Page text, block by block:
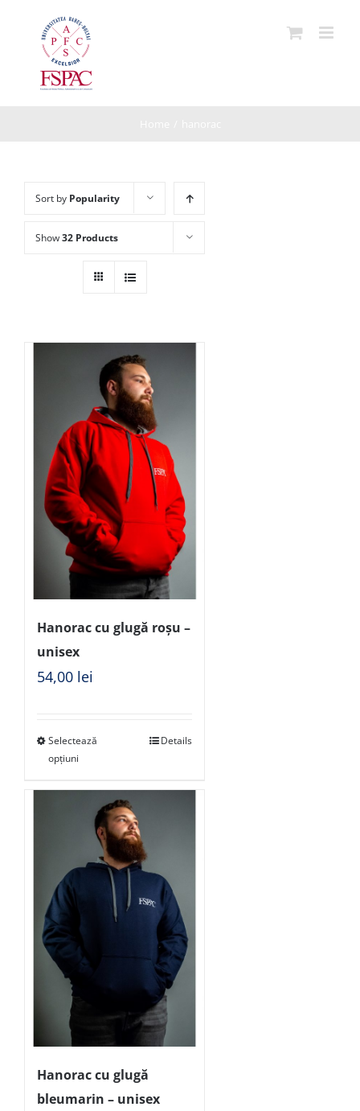
Sort by Popularity
Show32 Products
Hanorac cu glugă roșu –
unisex
54,00 lei
Selectează
opțiuni
Details
Hanorac cu glugă
bleumarin – unisex